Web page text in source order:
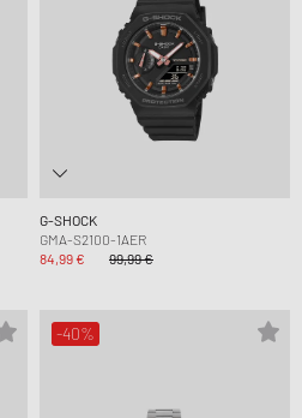
G-SHOCK
GMA-S2100-1AER
84,99 €
99,99 €
-40%